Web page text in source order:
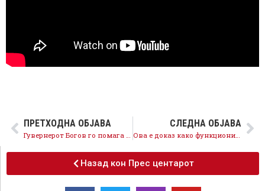
ПРЕТХОДНА ОБЈАВА
Гувернерот Богов го помага барокот на Груевски со милиони земени од граѓаните!
СЛЕДНА ОБЈАВА
Ова е доказ како функционираат режимските медиуми
Назад кон Прес центарот